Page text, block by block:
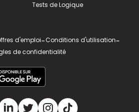
Tests de Logique
d'emploi-Conditions d'utilisation-
de confidentialité